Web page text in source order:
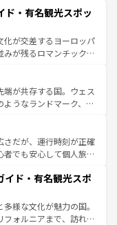
なるスペインはその個
麗な宮殿、歴史的な大
自然が、訪れる者を心
美食の国としても知ら
化遺産にも登録されて
楽しみ方が可能だ。さ
溢れており、どの街角に
。パリ以外の個性あふ
ド・有名観光スポッ
化が交差するヨーロッパ
が残るロマンチック街
飽きることがない。ベ
のアルプスの絶景、そ
た風景は必見。ビール
なお、新着の
照してほしい。
が共存する国。ウェス
うなランドマーク、歴
、優雅なアフタヌーン
い英国パブ、サッカー観
も豊富。イギリスを旅
さだが、運行時刻が正確
でも安心して個人旅行
ならではのユニークな
なく町歩きも満喫する
め物価も高いが、旅行
あり、うまく活用すれ
イド・有名観光スポ
様な文化が魅力の国。
ォルニアまで、訪れる